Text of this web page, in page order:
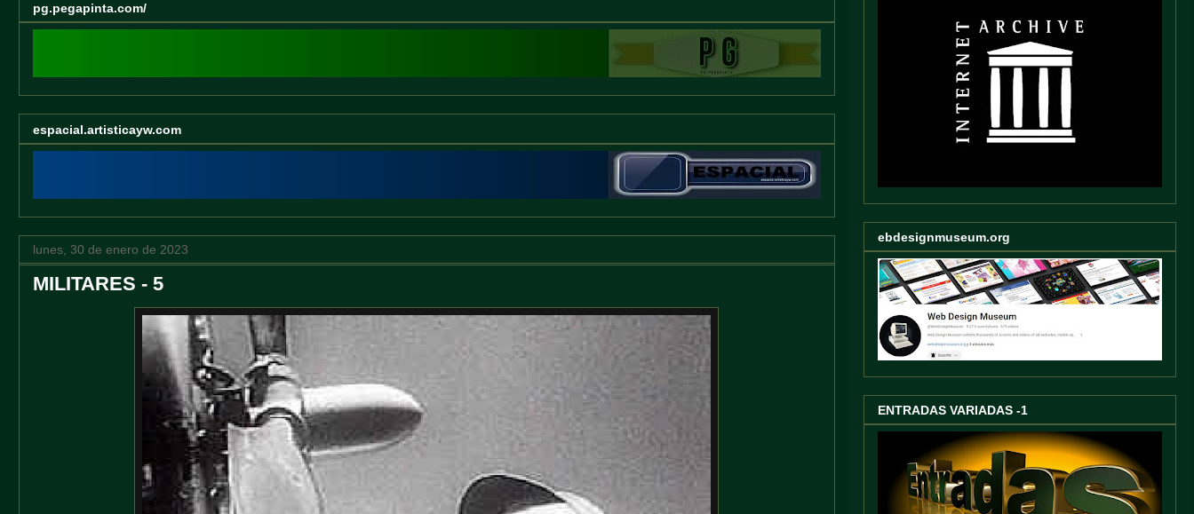
pg.pegapinta.com/
espacial.artisticayw.com
lunes, 30 de enero de 2023
MILITARES - 5
ebdesignmuseum.org
ENTRADAS VARIADAS -1